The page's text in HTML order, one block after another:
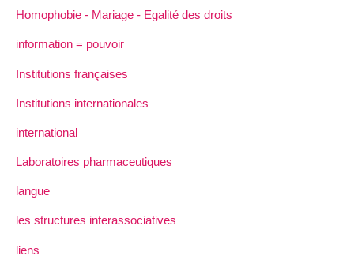
Homophobie - Mariage - Egalité des droits
information = pouvoir
Institutions françaises
Institutions internationales
international
Laboratoires pharmaceutiques
langue
les structures interassociatives
liens